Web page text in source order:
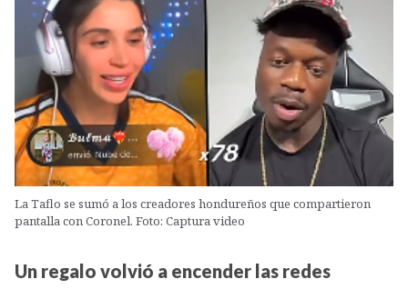
La Taflo se sumó a los creadores hondureños que compartieron
pantalla con Coronel. Foto: Captura video
Un regalo volvió a encender las redes